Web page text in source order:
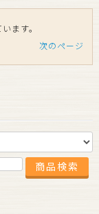
ます。
次のページ